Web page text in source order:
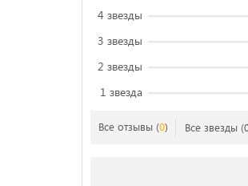
4 звезды
3 звезды
2 звезды
1 звезда
Все отзывы (0) Все звезды (